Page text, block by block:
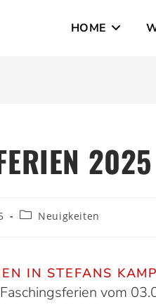
HOME
2025
Neuigkeiten
IN STEFANS
vom